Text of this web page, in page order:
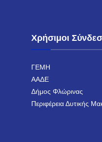
Χρήσιμοι
ΓΕΜΗ
ΑΑΔΕ
Δήμος Φλώρινας
Περιφέρεια Δυτικής